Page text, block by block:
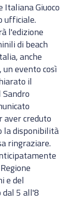
Giuoco
ufficiale.
l'edizione
di beach
anche
evento così
il
aver creduto
la disponibilità
ringraziare.
e del
dal 5 all'8